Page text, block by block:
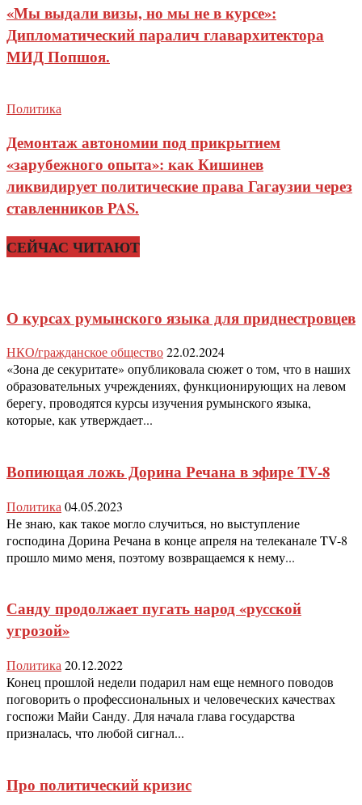
«Мы выдали визы, но мы не в курсе»:
Дипломатический паралич главархитектора
МИД Попшоя.
Политика
Демонтаж автономии под прикрытием
«зарубежного опыта»: как Кишинев
ликвидирует политические права Гагаузии через
ставленников PAS.
СЕЙЧАС ЧИТАЮТ
О курсах румынского языка для приднестровцев
НКО/гражданское общество22.02.2024
«Зона де секуритате» опубликовала сюжет о том, что в наших
образовательных учреждениях, функционирующих на левом
берегу, проводятся курсы изучения румынского языка,
которые, как утверждает...
Вопиющая ложь Дорина Речана в эфире TV-8
Политика 04.05.2023
Не знаю, как такое могло случиться, но выступление
господина Дорина Речана в конце апреля на телеканале TV-8
прошло мимо меня, поэтому возвращаемся к нему...
Санду продолжает пугать народ «русской
угрозой»
Политика 20.12.2022
Конец прошлой недели подарил нам еще немного поводов
поговорить о профессиональных и человеческих качествах
госпожи Майи Санду. Для начала глава государства
призналась, что любой сигнал...
Про политический кризис